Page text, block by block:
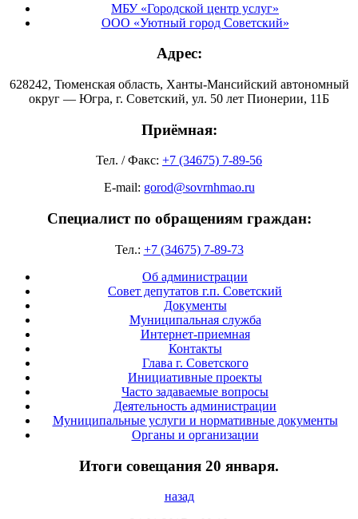
МБУ «Городской центр услуг»
ООО «Уютный город Советский»
Адрес:
628242, Тюменская область, Ханты-Мансийский автономный
округ — Югра, г. Советский, ул. 50 лет Пионерии, 11Б
Приёмная:
Тел. / Факс: +7 (34675) 7-89-56
E-mail: gorod@sovrnhmao.ru
Специалист по обращениям граждан:
Тел.: +7 (34675) 7-89-73
Об администрации
Совет депутатов г.п. Советский
Документы
Муниципальная служба
Интернет-приемная
Контакты
Глава г. Советского
Инициативные проекты
Часто задаваемые вопросы
Деятельность администрации
Муниципальные услуги и нормативные документы
Органы и организации
Итоги совещания 20 января.
назад